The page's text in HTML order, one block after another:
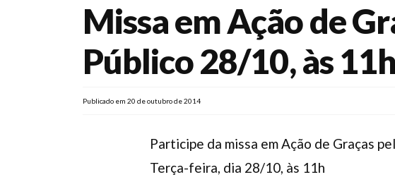
Missa em Ação de
Público 28/10, às 11h
Publicado em 20 de outubro de 2014
Participe da missa em Ação de Graças
Terça-feira, dia 28/10, às 11h